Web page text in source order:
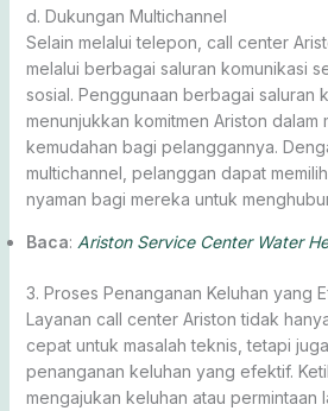
d. Dukungan Multichannel
Selain melalui telepon, call center
melalui berbagai saluran komunikasi
sosial. Penggunaan berbagai saluran
menunjukkan komitmen Ariston dalam
kemudahan bagi pelanggannya.
multichannel, pelanggan dapat
nyaman bagi mereka untuk
Baca: Ariston Service Center Water
3. Proses Penanganan Keluhan yang
Layanan call center Ariston tidak
cepat untuk masalah teknis, tetapi
penanganan keluhan yang efektif.
mengajukan keluhan atau permintaan